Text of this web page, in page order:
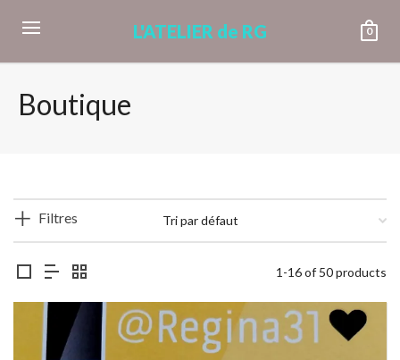
L'ATELIER de RG 0
Boutique
Filtres
1-16 of 50 products